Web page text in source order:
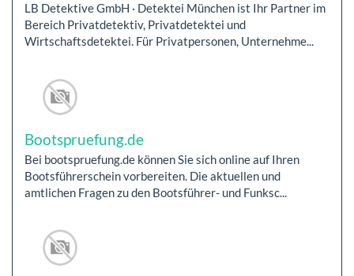
LB Detektive GmbH · Detektei München ist Ihr Partner im
Bereich Privatdetektiv, Privatdetektei und
Wirtschaftsdetektei. Für Privatpersonen, Unternehme...
Bootspruefung.de
Bei bootspruefung.de können Sie sich online auf Ihren
Bootsführerschein vorbereiten. Die aktuellen und
amtlichen Fragen zu den Bootsführer- und Funksc...